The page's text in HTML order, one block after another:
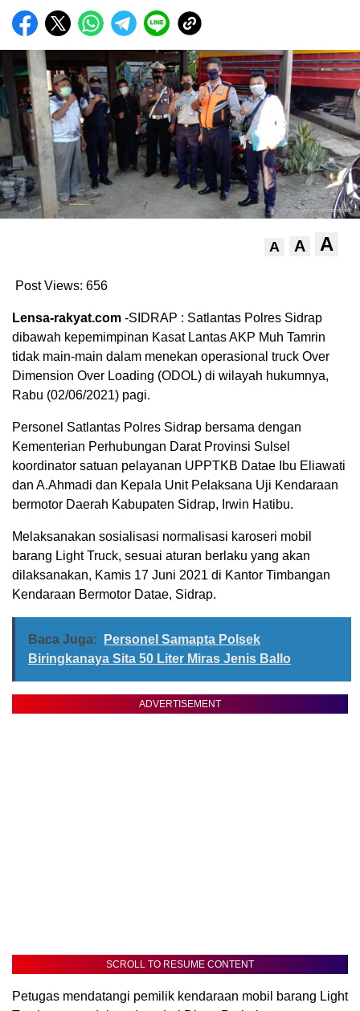
A A A
Post Views: 656
Lensa-rakyat.com -SIDRAP : Satlantas Polres Sidrap
dibawah kepemimpinan Kasat Lantas AKP Muh Tamrin
tidak main-main dalam menekan operasional truck Over
Dimension Over Loading (ODOL) di wilayah hukumnya,
Rabu (02/06/2021) pagi.
Personel Satlantas Polres Sidrap bersama dengan
Kementerian Perhubungan Darat Provinsi Sulsel
koordinator satuan pelayanan UPPTKB Datae Ibu Eliawati
dan A.Ahmadi dan Kepala Unit Pelaksana Uji Kendaraan
bermotor Daerah Kabupaten Sidrap, Irwin Hatibu.
Melaksanakan sosialisasi normalisasi karoseri mobil
barang Light Truck, sesuai aturan berlaku yang akan
dilaksanakan, Kamis 17 Juni 2021 di Kantor Timbangan
Kendaraan Bermotor Datae, Sidrap.
Baca Juga:
Personel Samapta Polsek
Biringkanaya Sita 50 Liter Miras Jenis Ballo
ADVERTISEMENT
SCROLL TO RESUME CONTENT
Petugas mendatangi pemilik kendaraan mobil barang Light